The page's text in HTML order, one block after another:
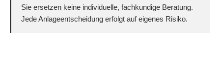
Sie ersetzen keine individuelle, fachkundige Beratung.
Jede Anlageentscheidung erfolgt auf eigenes Risiko.